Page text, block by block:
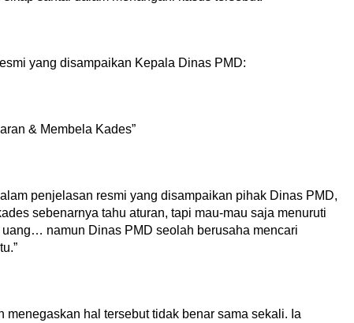
yang disampaikan Kepala Dinas PMD:
& Membela Kades”
penjelasan resmi yang disampaikan pihak Dinas PMD,
sebenarnya tahu aturan, tapi mau-mau saja menuruti
namun Dinas PMD seolah berusaha mencari
menegaskan hal tersebut tidak benar sama sekali. Ia